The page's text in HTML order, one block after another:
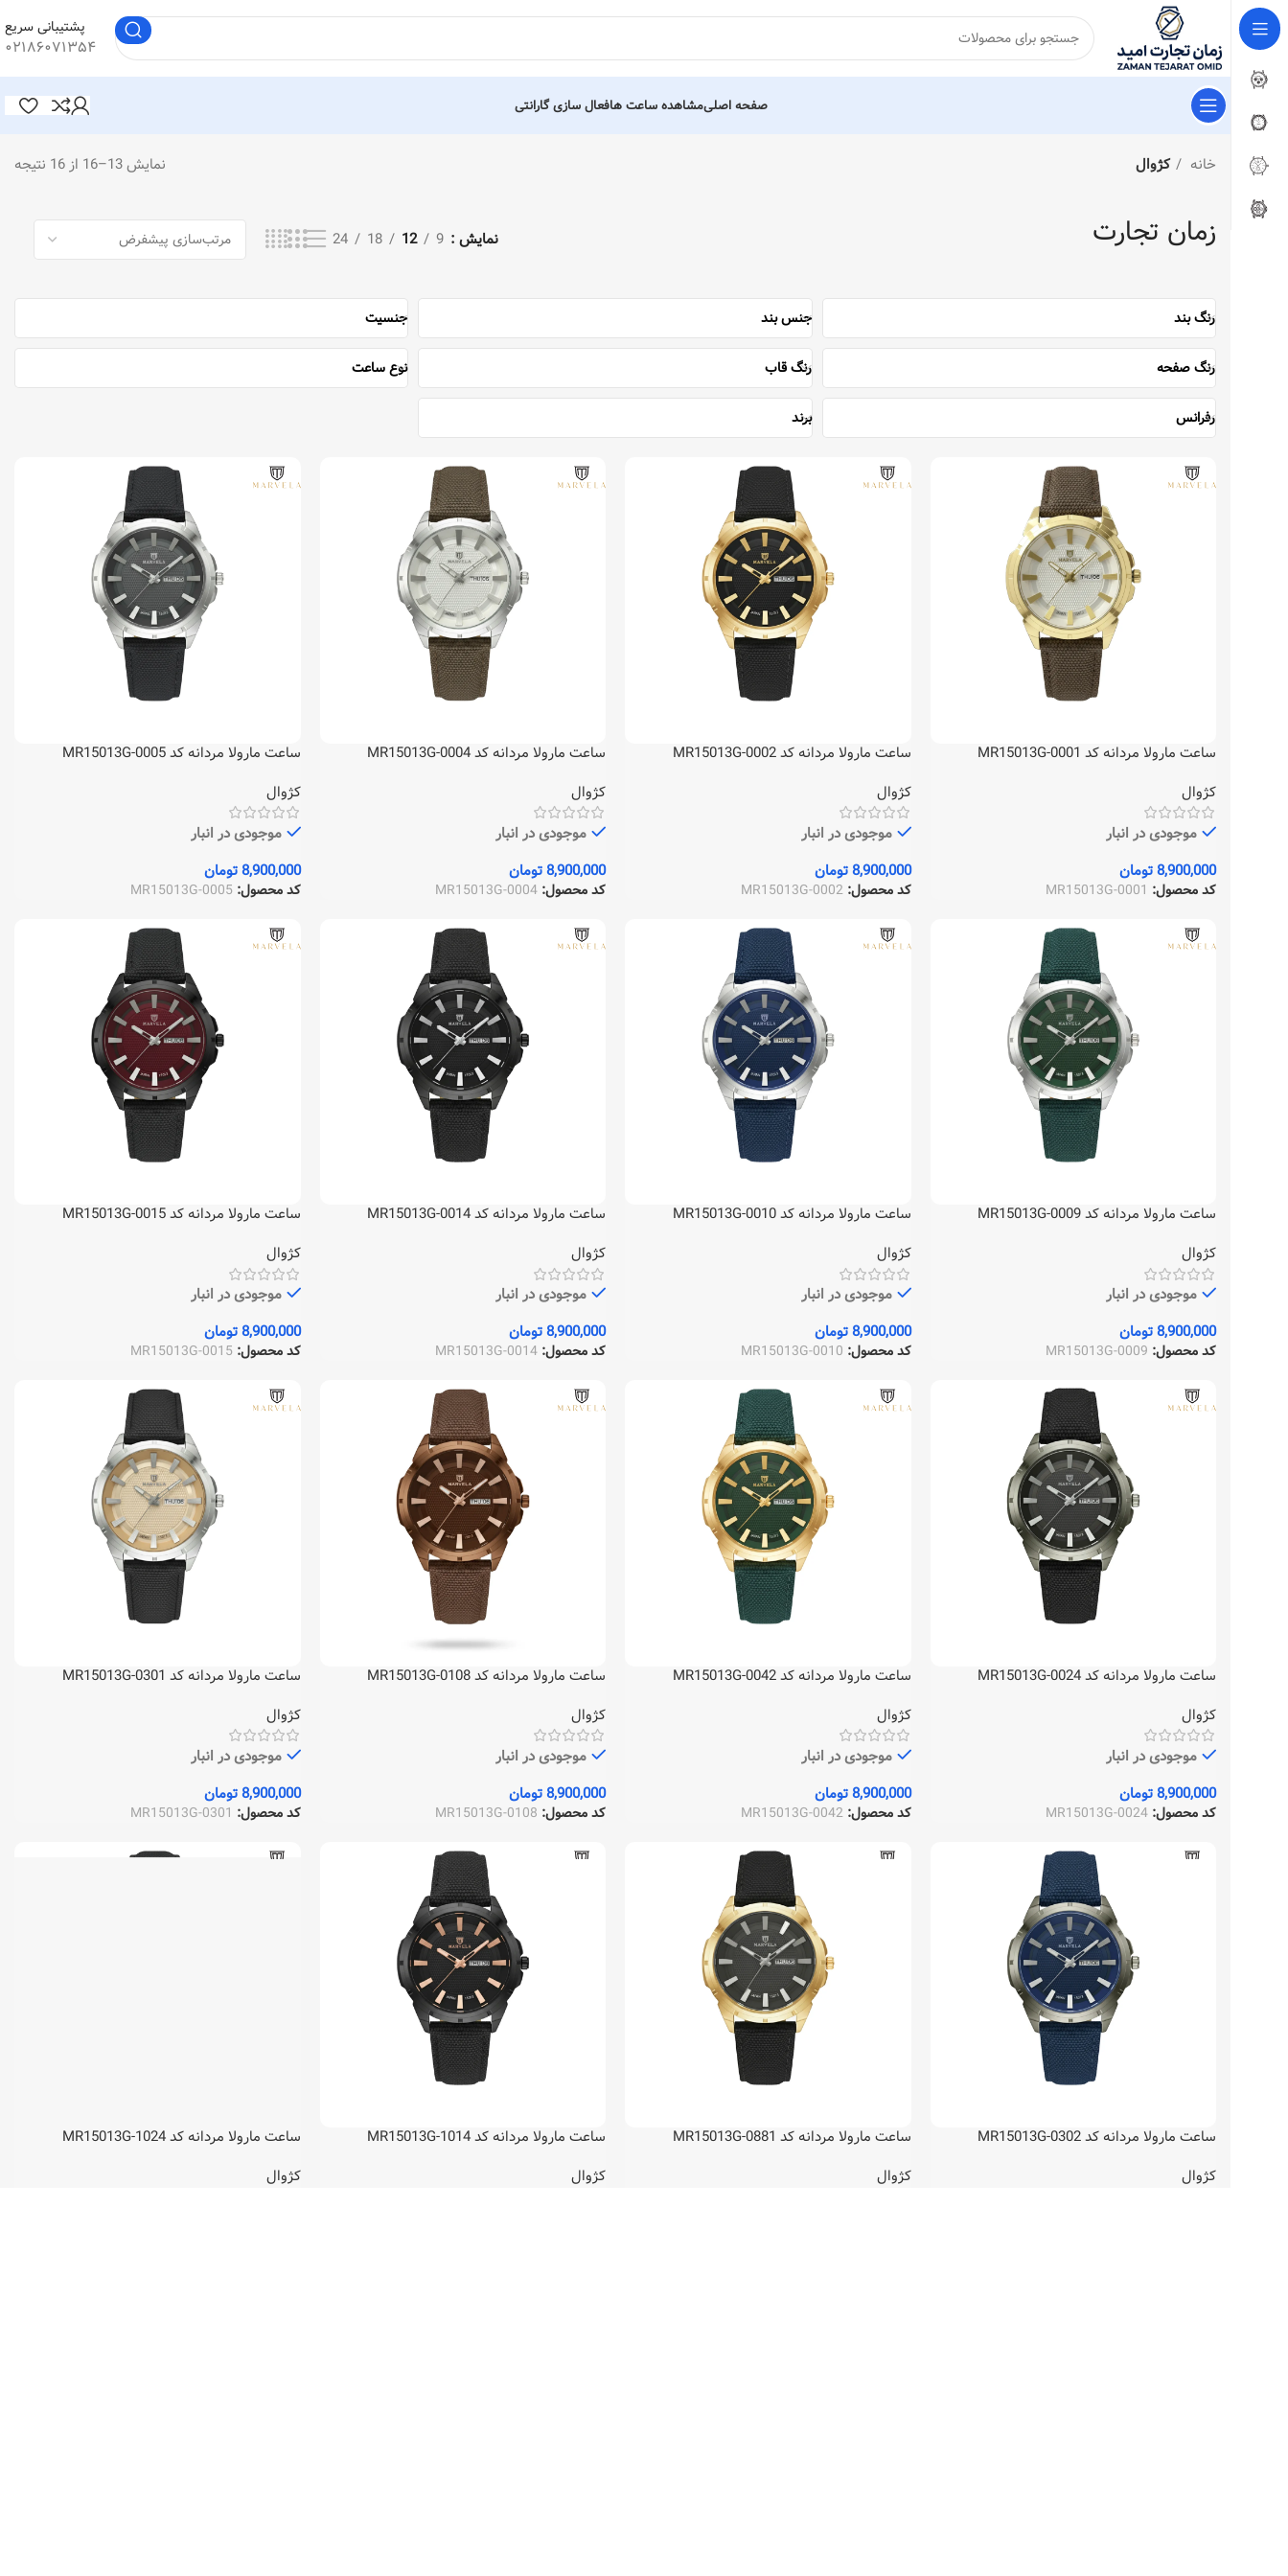
پشتیبانی سریع
۰۲۱۸۶۰۷۱۳۵۴
صفحه اصلیمشاهده ساعت هافعال سازی گارانتی
خانه کژوال نمایش 13–16 از 16 نتیجه
زمان تجارت نمایش 9
12
18
24
رنگ بند جنس بند جنسیت
رنگ صفحه رنگ قاب نوع ساعت
رفرانس برند
ساعت مارولا مردانه کد MR15013G-0001
کژوال
موجودی در انبار
8,900,000تومان
کد محصول: MR15013G-0001
ساعت مارولا مردانه کد MR15013G-0002
کژوال
موجودی در انبار
8,900,000تومان
کد محصول:MR15013G-0002
ساعت مارولا مردانه کد MR15013G-0004
کژوال
موجودی در انبار
8,900,000تومان
کد محصول: MR15013G-0004
ساعت مارولا مردانه کد MR15013G-0005
کژوال
موجودی در انبار
8,900,000تومان
کد محصول: MR15013G-0005
ساعت مارولا مردانه کد MR15013G-0009
کژوال
موجودی در انبار
8,900,000تومان
کد محصول: MR15013G-0009
ساعت مارولا مردانه کد MR15013G-0010
کژوال
موجودی در انبار
8,900,000تومان
کد محصول: MR15013G-0010
ساعت مارولا مردانه کد MR15013G-0014
کژوال
موجودی در انبار
8,900,000تومان
کد محصول: MR15013G-0014
ساعت مارولا مردانه کد MR15013G-0015
کژوال
موجودی در انبار
8,900,000تومان
کد محصول: MR15013G-0015
ساعت مارولا مردانه کد MR15013G-0024
کژوال
موجودی در انبار
8,900,000تومان
کد محصول: MR15013G-0024
ساعت مارولا مردانه کد MR15013G-0042
کژوال
موجودی در انبار
8,900,000تومان
کد محصول:MR15013G-0042
ساعت مارولا مردانه کد MR15013G-0108
کژوال
موجودی در انبار
8,900,000تومان
کد محصول: MR15013G-0108
ساعت مارولا مردانه کد MR15013G-0301
کژوال
موجودی در انبار
8,900,000تومان
کد محصول: MR15013G-0301
ساعت مارولا مردانه کد MR15013G-0302
کژوال
ساعت مارولا مردانه کد MR15013G-0881
کژوال
ساعت مارولا مردانه کد MR15013G-1014
کژوال
ساعت مارولا مردانه کد MR15013G-1024
کژوال